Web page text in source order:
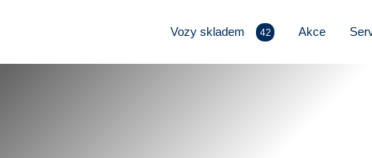
Vozy skladem 42 Akce